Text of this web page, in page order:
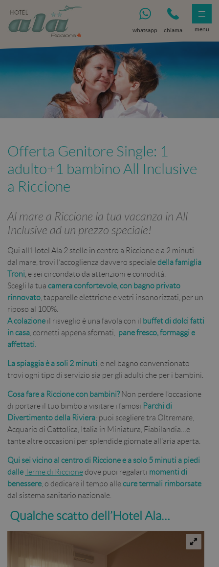
menu
whatsapp chiama
Offerta Genitore Single: 1
adulto+1 bambino All Inclusive
a Riccione
Al mare a Riccione la tua vacanza in All
Inclusive ad un prezzo speciale!
Qui all’Hotel Ala 2 stelle in centro a Riccione e a 2 minuti
dal mare, trovi l’accoglienza davvero specialedella famiglia
Troni , e sei circondato da attenzioni e comodità.
Scegli la tua camera confortevole, con bagno privato
rinnovato , tapparelle elettriche e vetri insonorizzati, per un
riposo al 100%.
A colazione il risveglio è una favola con il buffet di dolci fatti
in casa , cornetti appena sfornati, pane fresco, formaggi e
affettati.
La spiaggia è a soli 2 minuti , e nel bagno convenzionato
trovi ogni tipo di servizio sia per gli adulti che per i bambini.
Cosa fare a Riccione con bambini?Non perdere l’occasione
di portare il tuo bimbo a visitare i famosi Parchi di
Divertimento della Riviera: puoi scegliere tra Oltremare,
Acquario di Cattolica, Italia in Miniatura, Fiabilandia…e
tante altre occasioni per splendide giornate all’aria aperta.
Qui sei vicino al centro di Riccione e a solo 5 minuti a piedi
dalleTerme di Riccionedove puoi regalarti momenti di
benessere , o dedicare il tempo allecure termali rimborsate
dal sistema sanitario nazionale.
Qualche scatto dell’Hotel Ala…